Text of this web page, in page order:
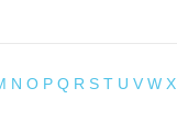
N O P Q R S T U V W X